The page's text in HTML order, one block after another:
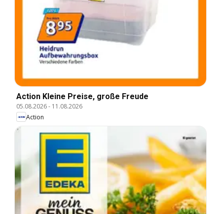
Action Kleine Preise, große Freude
05.08.2026- 11.08.2026
Action